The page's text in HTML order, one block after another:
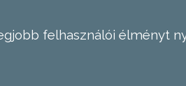
felhasználói élményt